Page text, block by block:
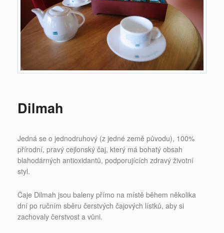
Dilmah
Jedná se o jednodruhový (z jedné země původu), 100%
přírodní, pravý cejlonský čaj, který má bohatý obsah
blahodárných antioxidantů, podporujících zdravý životní
styl.
Čaje Dilmah jsou baleny přímo na místě během několika
dní po ručním sběru čerstvých čajových lístků, aby si
zachovaly čerstvost a vůni.